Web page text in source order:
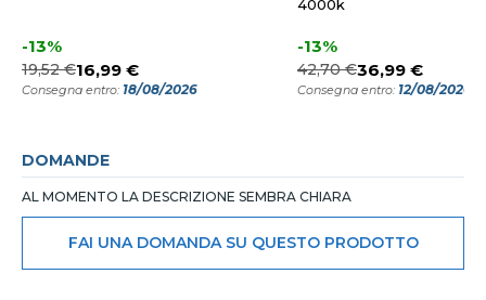
-13%
19,52 €16,99 €
Consegna entro: 18/08/2026
4000k
-13%
42,70 €36,99 €
Consegna entro: 12/08/2026
DOMANDE
AL MOMENTO LA DESCRIZIONE SEMBRA CHIARA
FAI UNA DOMANDA SU QUESTO PRODOTTO